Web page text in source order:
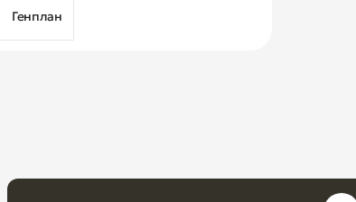
Генплан